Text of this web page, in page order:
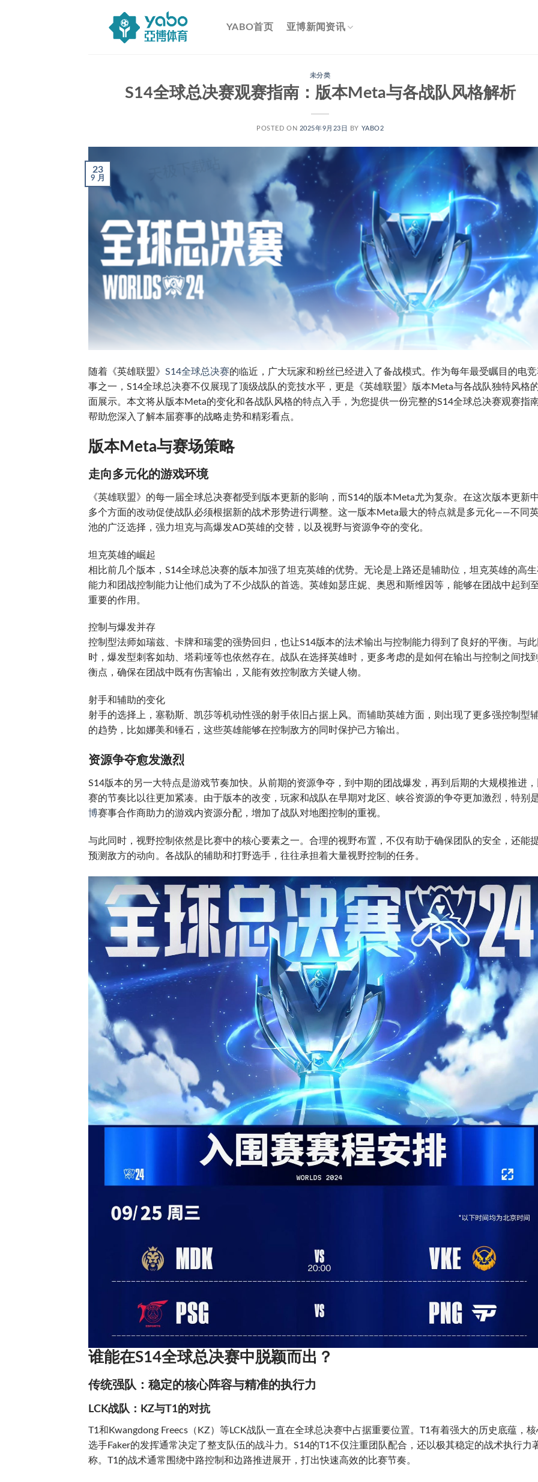
YABO首页 亚博新闻资讯
未分类
S14全球总决赛观赛指南：版本Meta与各战队风格解析
POSTED ON 2025年9月23日 BY YABO2
23
9 月
随着《英雄联盟》 S14全球总决赛的临近，广大玩家和粉丝已经进入了备战模式。作为每年最受瞩目的电
事之一，S14全球总决赛不仅展现了顶级战队的竞技水平，更是《英雄联盟》版本Meta与各战队独特风格
面展示。本文将从版本Meta的变化和各战队风格的特点入手，为您提供一份完整的S14全球总决赛观赛指
帮助您深入了解本届赛事的战略走势和精彩看点。
版本Meta与赛场策略
走向多元化的游戏环境
《英雄联盟》的每一届全球总决赛都受到版本更新的影响，而S14的版本Meta尤为复杂。在这次版本更新
多个方面的改动促使战队必须根据新的战术形势进行调整。这一版本Meta最大的特点就是多元化——不同
池的广泛选择，强力坦克与高爆发AD英雄的交替，以及视野与资源争夺的变化。
坦克英雄的崛起
相比前几个版本，S14全球总决赛的版本加强了坦克英雄的优势。无论是上路还是辅助位，坦克英雄的高
能力和团战控制能力让他们成为了不少战队的首选。英雄如瑟庄妮、奥恩和斯维因等，能够在团战中起到
重要的作用。
控制与爆发并存
控制型法师如瑞兹、卡牌和瑞雯的强势回归，也让S14版本的法术输出与控制能力得到了良好的平衡。与
时，爆发型刺客如劫、塔莉垭等也依然存在。战队在选择英雄时，更多考虑的是如何在输出与控制之间找
衡点，确保在团战中既有伤害输出，又能有效控制敌方关键人物。
射手和辅助的变化
射手的选择上，塞勒斯、凯莎等机动性强的射手依旧占据上风。而辅助英雄方面，则出现了更多强控制型
的趋势，比如娜美和锤石，这些英雄能够在控制敌方的同时保护己方输出。
资源争夺愈发激烈
S14版本的另一大特点是游戏节奏加快。从前期的资源争夺，到中期的团战爆发，再到后期的大规模推进
赛的节奏比以往更加紧凑。由于版本的改变，玩家和战队在早期对龙区、峡谷资源的争夺更加激烈，特别
博赛事合作商助力的游戏内资源分配，增加了战队对地图控制的重视。
与此同时，视野控制依然是比赛中的核心要素之一。合理的视野布置，不仅有助于确保团队的安全，还能
预测敌方的动向。各战队的辅助和打野选手，往往承担着大量视野控制的任务。
谁能在S14全球总决赛中脱颖而出？
传统强队：稳定的核心阵容与精准的执行力
LCK战队：KZ与T1的对抗
T1和Kwangdong Freecs（KZ）等LCK战队一直在全球总决赛中占据重要位置。T1有着强大的历史底蕴，核
选手Faker的发挥通常决定了整支队伍的战斗力。S14的T1不仅注重团队配合，还以极其稳定的战术执行力
称。T1的战术通常围绕中路控制和边路推进展开，打出快速高效的比赛节奏。